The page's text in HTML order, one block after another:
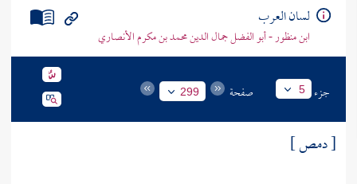
لسان العرب
ابن منظور - أبو الفضل جمال الدين محمد بن مكرم الأنصاري
جزء 5 صفحة 299
[ دمص ]